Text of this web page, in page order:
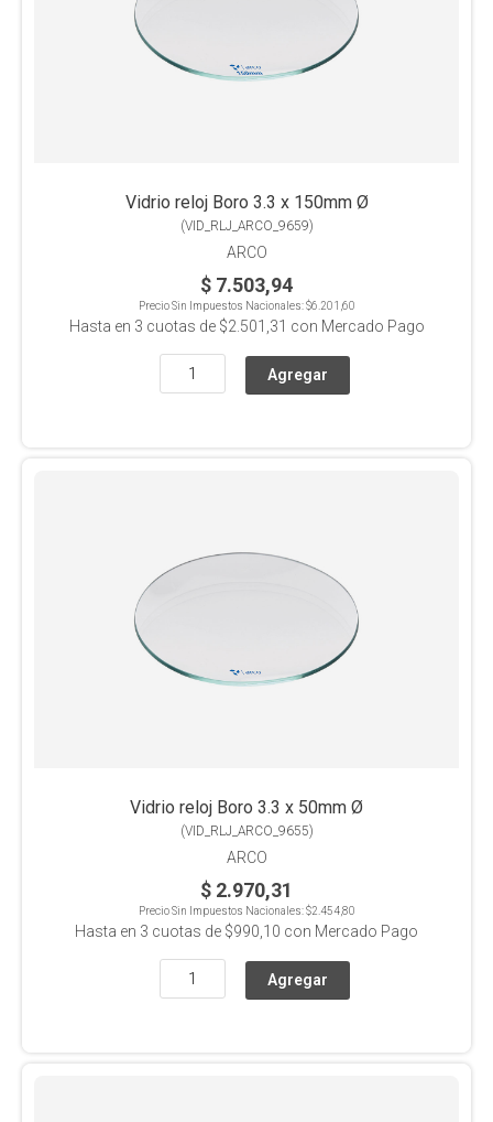
Vidrio reloj Boro 3.3 x 150mm Ø
(VID_RLJ_ARCO_9659)
ARCO
$ 7.503,94
Precio Sin Impuestos Nacionales:$6.201,60
Hasta en 3 cuotas de $2.501,31 con Mercado Pago
Vidrio reloj Boro 3.3 x 50mm Ø
(VID_RLJ_ARCO_9655)
ARCO
$ 2.970,31
Precio Sin Impuestos Nacionales:$2.454,80
Hasta en 3 cuotas de $990,10 con Mercado Pago